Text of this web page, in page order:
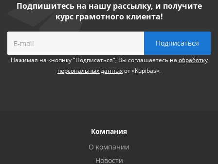
Подпишитесь на нашу рассылку, и получите
курс грамотного клиента!
Нажимая на кнопнку "Подписаться", Вы соглашаетесь на обработку
персональных данныхот «Kupibas».
Компания
О компании
Новости